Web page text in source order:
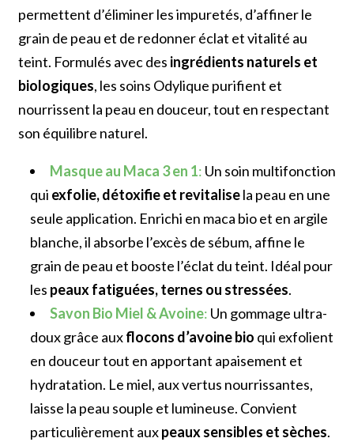
permettent d’éliminer les impuretés, d’affiner le
grain de peau et de redonner éclat et vitalité au
teint. Formulés avec des ingrédients naturels et
biologiques, les soins Odylique purifient et
nourrissent la peau en douceur, tout en respectant
son équilibre naturel.
Masque au Maca 3 en 1: Un soin multifonction
qui exfolie, détoxifie et revitalisela peau en une
seule application. Enrichi en maca bio et en argile
blanche, il absorbe l’excès de sébum, affine le
grain de peau et booste l’éclat du teint. Idéal pour
les peaux fatiguées, ternes ou stressées.
Savon Bio Miel & Avoine: Un gommage ultra-
doux grâce auxflocons d’avoine bio qui exfolient
en douceur tout en apportant apaisement et
hydratation. Le miel, aux vertus nourrissantes,
laisse la peau souple et lumineuse. Convient
particulièrement auxpeaux sensibles et sèches.